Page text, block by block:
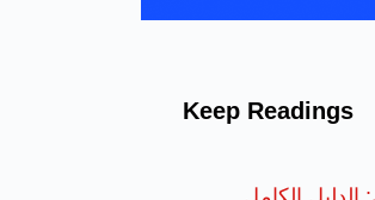
Keep Readings